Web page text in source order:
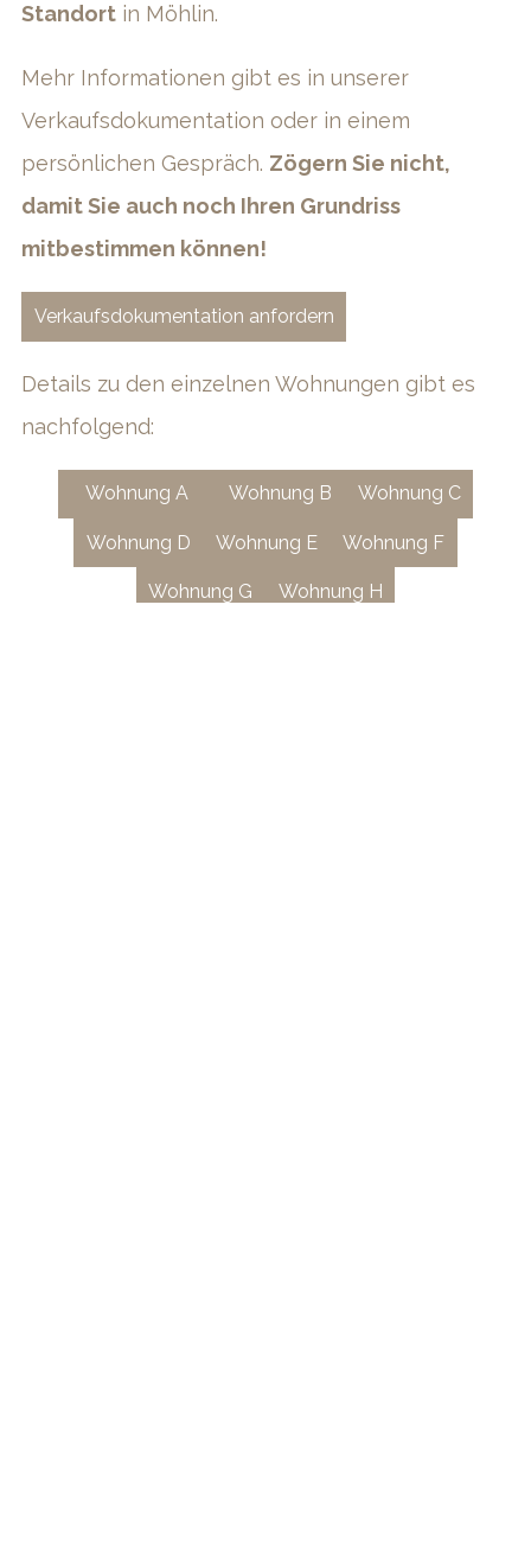
Standort in Möhlin.
Mehr Informationen gibt es in unserer
Verkaufsdokumentation oder in einem
persönlichen Gespräch. Zögern Sie nicht,
damit Sie auch noch Ihren Grundriss
mitbestimmen können!
Verkaufsdokumentation anfordern
Details zu den einzelnen Wohnungen gibt es
nachfolgend:
Wohnung A Wohnung B Wohnung C
Wohnung D Wohnung E Wohnung F
Wohnung G Wohnung H